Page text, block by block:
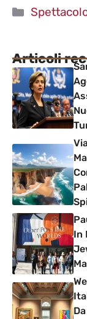
Categorie
Articoli
In